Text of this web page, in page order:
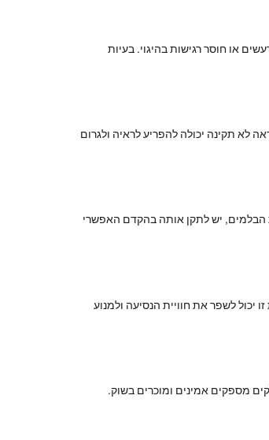
או חוסר רגישות בהיגוי. בעיות
לא תקינה יכולה להפריע לראיה ולגרום
הבלמים, יש לתקן אותה בהקדם האפשרי
יכול לשפר את חוויית הנסיעה ולמנוע
מספקים אמינים ומוכרים בשוק.